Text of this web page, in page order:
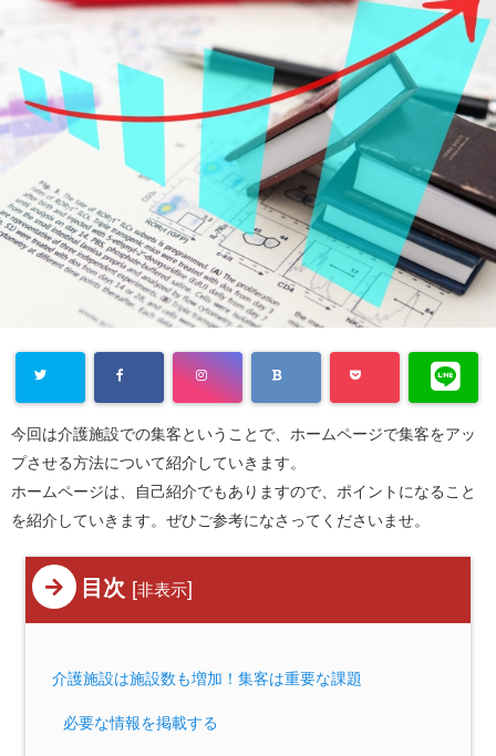
今回は介護施設での集客ということで、ホームページで集客をアッ
プさせる方法について紹介していきます。
ホームページは、自己紹介でもありますので、ポイントになること
を紹介していきます。ぜひご参考になさってくださいませ。
目次 [非表示]
介護施設は施設数も増加！集客は重要な課題
必要な情報を掲載する